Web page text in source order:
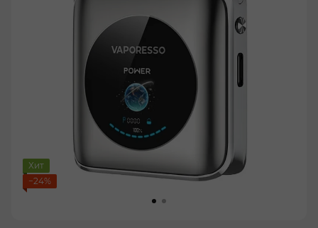
Хит
−24%